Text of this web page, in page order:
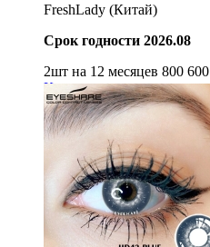
FreshLady (Китай)
Срок годности 2026.08
2шт на 12 месяцев 800 600
Купить